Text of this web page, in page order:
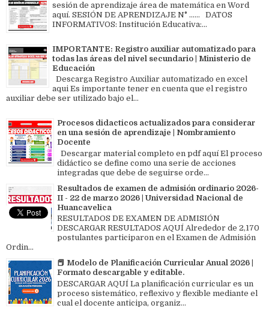
sesión de aprendizaje área de matemática en Word
aquí. SESIÓN DE APRENDIZAJE N° ...... DATOS
INFORMATIVOS: Institución Educativa:...
IMPORTANTE: Registro auxiliar automatizado para
todas las áreas del nivel secundario | Ministerio de
Educación
Descarga Registro Auxiliar automatizado en excel
aqui Es importante tener en cuenta que el registro
auxiliar debe ser utilizado bajo el...
Procesos didacticos actualizados para considerar
en una sesión de aprendizaje | Nombramiento
Docente
Descargar material completo en pdf aquí El proceso
didáctico se define como una serie de acciones
integradas que debe de seguirse orde...
Resultados de examen de admisión ordinario 2026-
II - 22 de marzo 2026 | Universidad Nacional de
Huancavelica
RESULTADOS DE EXAMEN DE ADMISIÓN
DESCARGAR RESULTADOS AQUÍ Alrededor de 2,170
postulantes participaron en el Examen de Admisión
Ordin...
📕 Modelo de Planificación Curricular Anual 2026 |
Formato descargable y editable.
DESCARGAR AQUÍ La planificación curricular es un
proceso sistemático, reflexivo y flexible mediante el
cual el docente anticipa, organiz...